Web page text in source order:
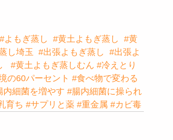
#よもぎ蒸し #黄土よもぎ蒸し
#黄
し埼玉 #出張よもぎ蒸し
#出張よ
#黄土よもぎ蒸しむん #冷えとり
の60パーセント #食べ物で変わる
内細菌を増やす #腸内細菌に操られ
育ち #サプリと薬 #重金属 #カビ毒